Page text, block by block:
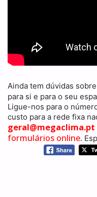
Ainda tem dúvidas
para si e para o seu
Ligue-nos para o
custo para a rede fixa
geral@megaclima.pt
formulários online.